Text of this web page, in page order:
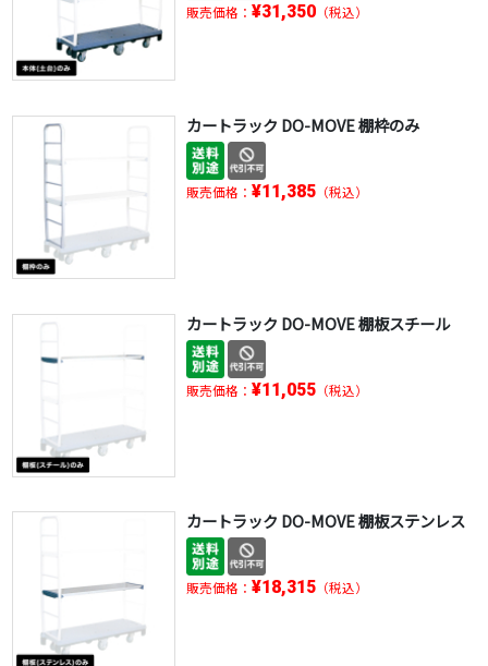
販売価格： ¥31,350（税込）
カートラック DO-MOVE 棚枠のみ
販売価格： ¥11,385（税込）
カートラック DO-MOVE 棚板スチール
販売価格： ¥11,055（税込）
カートラック DO-MOVE 棚板ステンレス
販売価格： ¥18,315（税込）